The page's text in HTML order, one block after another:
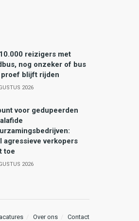
reizigers met
nog onzeker of bus
proef blijft rijden
2026
voor gedupeerden
agressieve verkopers
toe
2026
Over ons Contact